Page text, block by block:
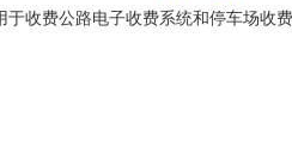
收费公路电子收费系统和停车场收